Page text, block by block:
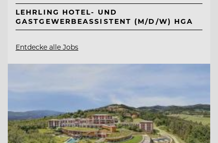
LEHRLING HOTEL- UND
GASTGEWERBEASSISTENT (M/D/W) HGA
Entdecke alle Jobs